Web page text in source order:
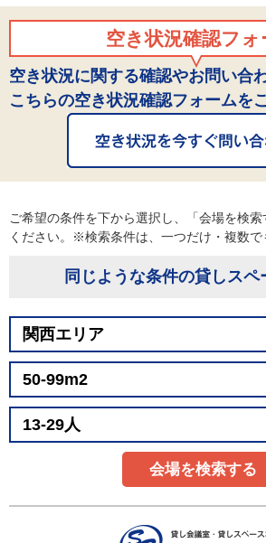
空き状況確認フォ
空き状況に関する確認やお問い合
こちらの空き状況確認フォームを
ご希望の条件を下から選択し、「会場を検
ください。※検索条件は、一つだけ・複数
同じような条件の貸しスペ
会場を検索する